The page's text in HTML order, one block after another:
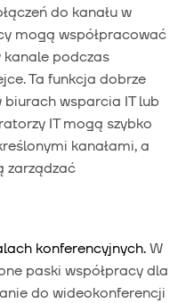
do kanału w
mogą współpracować
podczas
Ta funkcja dobrze
wsparcia IT lub
IT mogą szybko
kanałami, a
zarządzać
konferencyjnych.W
paski współpracy dla
do wideokonferencji